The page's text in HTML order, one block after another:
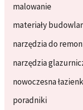
malowanie
materiały
narzędzia do
narzędzia
nowoczesna
poradniki